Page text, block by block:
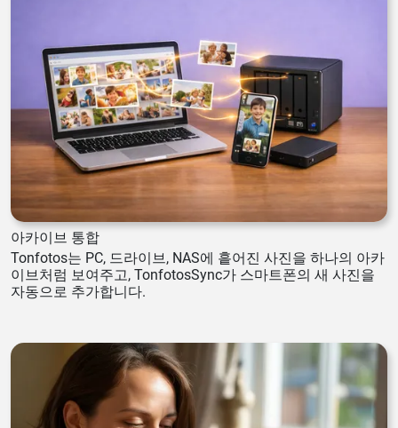
아카이브 통합
Tonfotos는 PC, 드라이브, NAS에 흩어진 사진을 하나의 아카
이브처럼 보여주고, TonfotosSync가 스마트폰의 새 사진을
자동으로 추가합니다.